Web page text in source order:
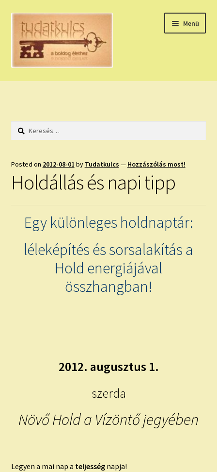
Ugrás
navigációhoz
Kilépés
tartalomba
Menü
HÚZZ EGY KÁRTYÁT!
HOLDNAPTÁR
NAPI ASZTROLÓGIA
child
child
menu
IRATKOZZ FEL A VIDEÓ CSATORNÁNKRA!
Keresés:
Posted on 2012-08-01 by Tudatkulcs — Hozzászólás most!
Holdállás és napi tipp
Egy különleges holdnaptár:
léleképítés és sorsalakítás a
Hold energiájával
összhangban!
2012. augusztus 1.
szerda
Növő Hold a Vízöntő jegyében
Legyen a mai nap a teljesség napja!